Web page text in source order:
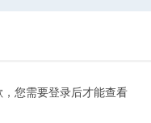
，您需要登录后才能查看